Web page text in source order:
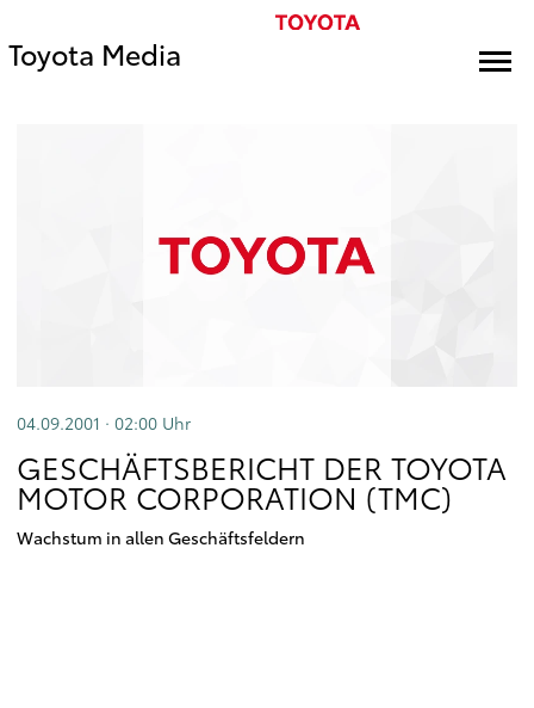
Toyota Media
04.09.2001 · 02:00 Uhr
GESCHÄFTSBERICHT DER TOYOTA
MOTOR CORPORATION (TMC)
Wachstum in allen Geschäftsfeldern